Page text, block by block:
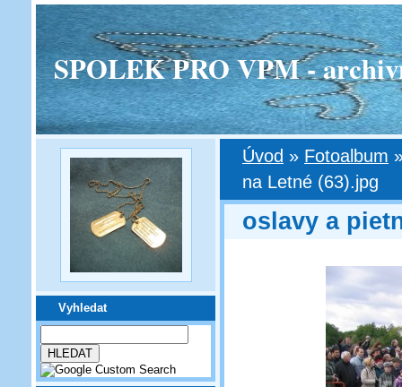
SPOLEK PRO VPM -
Vyhledat
Úvod » Fotoalbum
na Letné (63).jpg
oslavy a